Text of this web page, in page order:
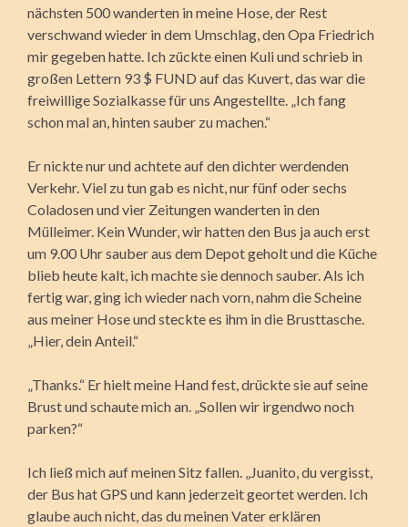
nächsten 500 wanderten in meine Hose, der Rest
verschwand wieder in dem Umschlag, den Opa Friedrich
mir gegeben hatte. Ich zückte einen Kuli und schrieb in
großen Lettern 93 $ FUND auf das Kuvert, das war die
freiwillige Sozialkasse für uns Angestellte. „Ich fang
schon mal an, hinten sauber zu machen.“
Er nickte nur und achtete auf den dichter werdenden
Verkehr. Viel zu tun gab es nicht, nur fünf oder sechs
Coladosen und vier Zeitungen wanderten in den
Mülleimer. Kein Wunder, wir hatten den Bus ja auch erst
um 9.00 Uhr sauber aus dem Depot geholt und die Küche
blieb heute kalt, ich machte sie dennoch sauber. Als ich
fertig war, ging ich wieder nach vorn, nahm die Scheine
aus meiner Hose und steckte es ihm in die Brusttasche.
„Hier, dein Anteil.“
„Thanks.“ Er hielt meine Hand fest, drückte sie auf seine
Brust und schaute mich an. „Sollen wir irgendwo noch
parken?“
Ich ließ mich auf meinen Sitz fallen. „Juanito, du vergisst,
der Bus hat GPS und kann jederzeit geortet werden. Ich
glaube auch nicht, das du meinen Vater erklären